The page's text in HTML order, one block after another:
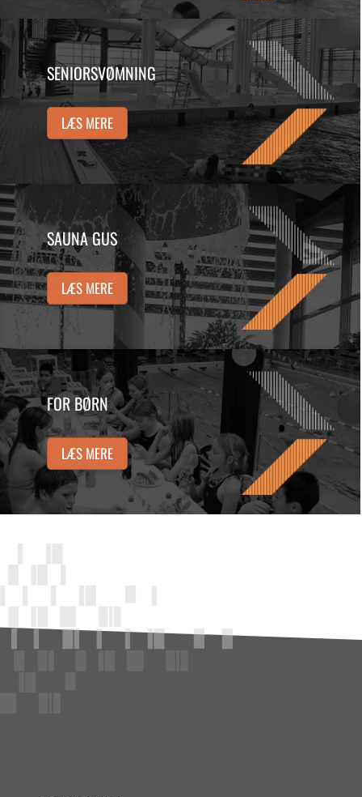
SENIORSVØMNING
LÆS MERE
SAUNA GUS
LÆS MERE
FOR BØRN
LÆS MERE